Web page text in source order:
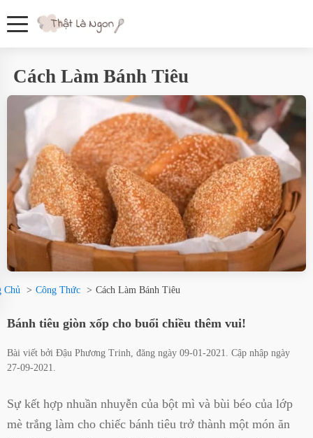
Cách Làm Bánh Tiêu
Chủ Công Thức Cách Làm Bánh Tiêu
Bánh tiêu giòn xốp cho buổi chiều thêm vui!
Bài viết bởi Đậu Phương Trinh , đăng ngày 09-01-2021
. Cập nhập ngày
27-09-2021
Sự kết hợp nhuần nhuyễn của bột mì và bùi béo của lớp
mè trắng làm cho chiếc bánh tiêu trở thành một món ăn